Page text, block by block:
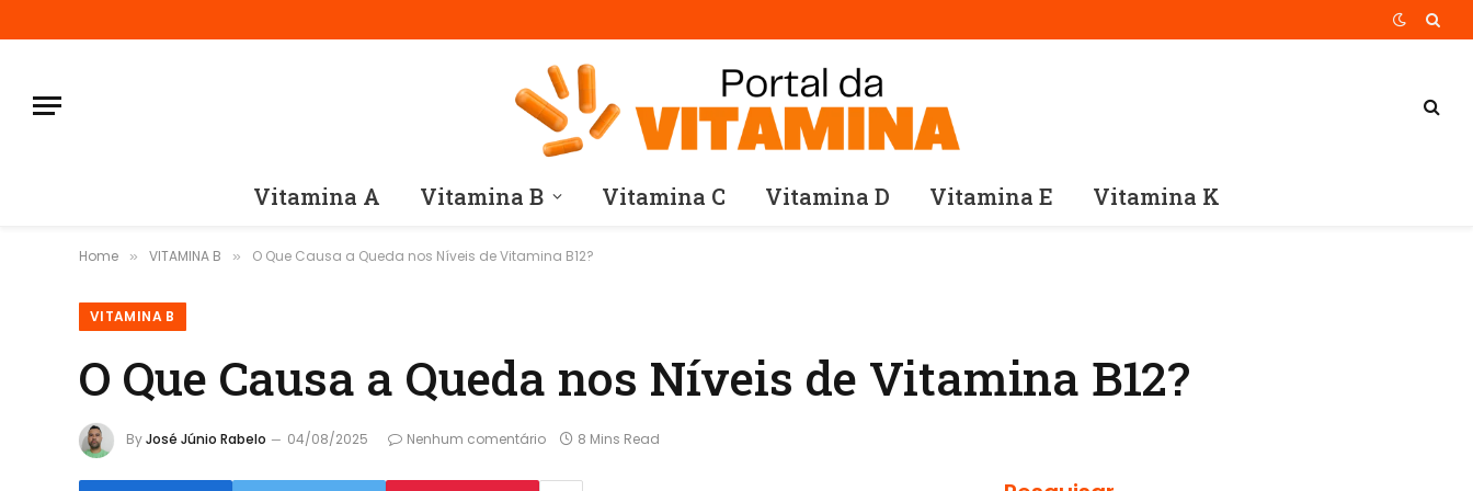
Vitamina A Vitamina B Vitamina C Vitamina D Vitamina E Vitamina K
Home » VITAMINA B » O Que Causa a Queda nos Níveis de Vitamina B12?
VITAMINA B
O Que Causa a Queda nos Níveis de Vitamina B12?
ByJosé Júnio Rabelo 04/08/2025 Nenhum comentário 8 Mins Read